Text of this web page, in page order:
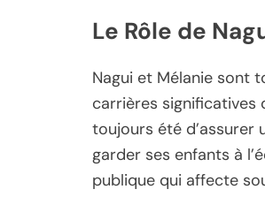
Le Rôle de
Nagui et Mélanie sont
carrières significatives
toujours été d’assurer
garder ses enfants à
publique qui affecte